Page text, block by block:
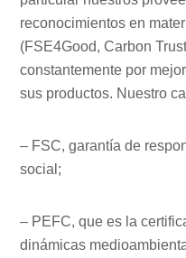
reconocimientos en
(FSE4Good, Carbon
constantemente por
sus productos. Nuestro
– FSC, garantía de
social;
– PEFC, que es la
dinámicas